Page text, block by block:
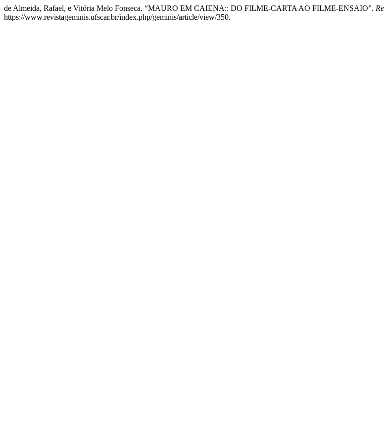
de Almeida, Rafael, e Vitória Melo Fonseca. “MAURO EM CAIENA:: DO FILME-CARTA AO FILME-ENSAIO”.
https://www.revistageminis.ufscar.br/index.php/geminis/article/view/350.